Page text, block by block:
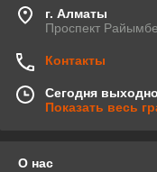
г. Алматы
Проспект
Контакты
Сегодня
Показать весь
О нас